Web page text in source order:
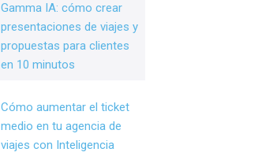
Gamma IA: cómo crear
presentaciones de viajes y
propuestas para clientes
en 10 minutos
Cómo aumentar el ticket
medio en tu agencia de
viajes con Inteligencia